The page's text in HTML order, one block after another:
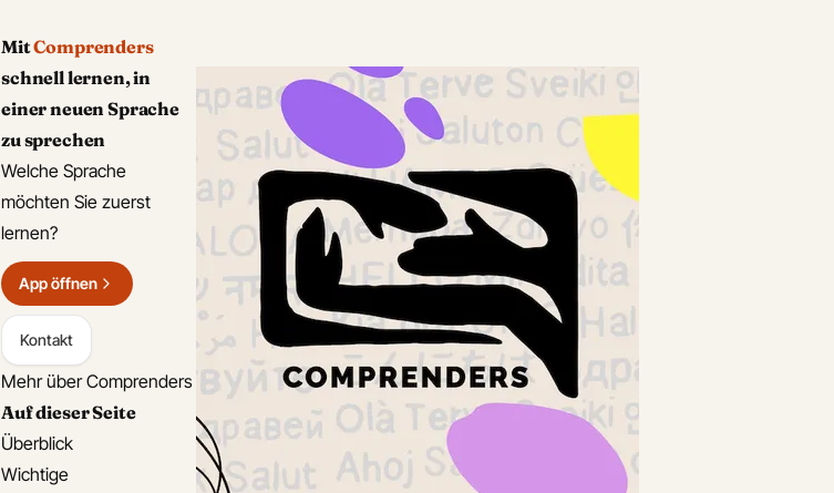
MitComprenders
schnell lernen, in
einer neuen Sprache
zu sprechen
Welche Sprache
möchten Sie zuerst
lernen?
App öffnen
Kontakt
Mehr über Comprenders
Auf dieser Seite
Überblick
Wichtige